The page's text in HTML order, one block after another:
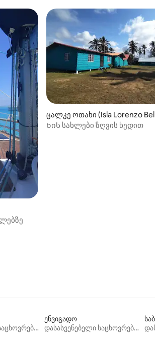
ცალკე ოთახი (Isla Lorenzo
Ხის სახლები ზღვის ხედით
დასასვენებელი საცხოვრებლები
ენვიგადო
დასასვენებელი საცხოვრებლები